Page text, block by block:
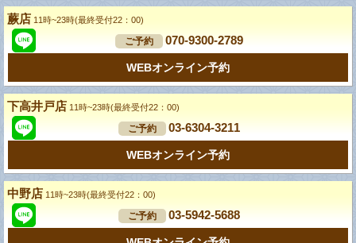
蕨店 11時~23時(最終受付22：00)
ご予約 070-9300-2789
WEBオンライン予約
下高井戸店 11時~23時(最終受付22：00)
ご予約 03-6304-3211
WEBオンライン予約
中野店 11時~23時(最終受付22：00)
ご予約 03-5942-5688